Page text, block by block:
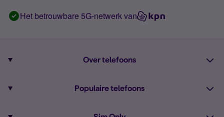
Het betrouwbare 5G-netwerk van
Over telefoons
Populaire telefoons